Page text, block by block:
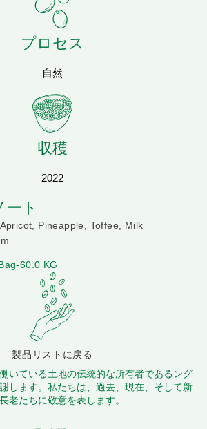
プロセス
自然
収穫
2022
ート
Pineapple, Toffee, Milk
60.0 KG
製品リストに戻る
いている土地の伝統的な所有者であるング
します。私たちは、過去、現在、そして新
老たちに敬意を表します。